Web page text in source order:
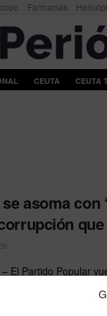
Farmacias
CEUTA CEUTA
asoma con
El Partido Popular